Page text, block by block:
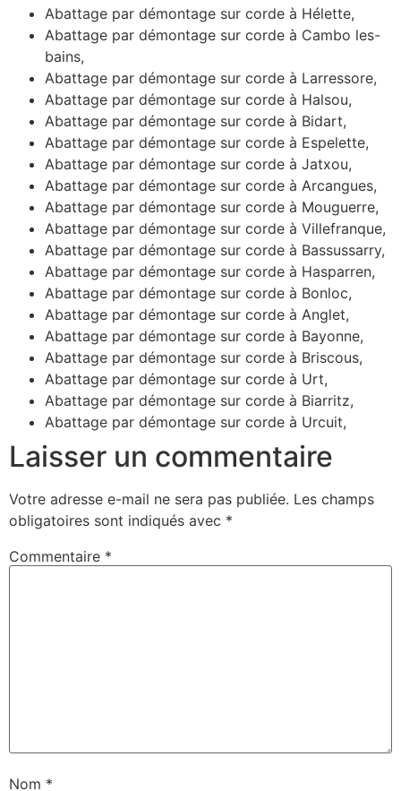
Abattage par démontage sur corde à Hélette,
Abattage par démontage sur corde à Cambo les-
bains,
Abattage par démontage sur corde à Larressore,
Abattage par démontage sur corde à Halsou,
Abattage par démontage sur corde à Bidart,
Abattage par démontage sur corde à Espelette,
Abattage par démontage sur corde à Jatxou,
Abattage par démontage sur corde à Arcangues,
Abattage par démontage sur corde à Mouguerre,
Abattage par démontage sur corde à Villefranque,
Abattage par démontage sur corde à Bassussarry,
Abattage par démontage sur corde à Hasparren,
Abattage par démontage sur corde à Bonloc,
Abattage par démontage sur corde à Anglet,
Abattage par démontage sur corde à Bayonne,
Abattage par démontage sur corde à Briscous,
Abattage par démontage sur corde à Urt,
Abattage par démontage sur corde à Biarritz,
Abattage par démontage sur corde à Urcuit,
Laisser un commentaire
Votre adresse e-mail ne sera pas publiée. Les champs
obligatoires sont indiqués avec *
Commentaire *
Nom *